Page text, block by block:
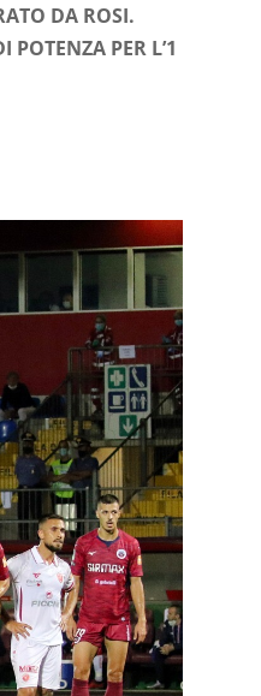
DA ROSI.
PER L’1